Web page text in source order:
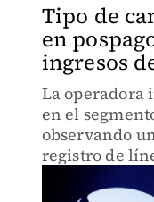
Tipo de
en
ingresos
La operadora
en el
observando
registro de